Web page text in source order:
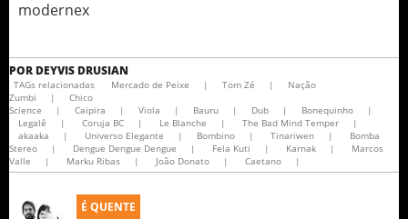
modernex
POR DEYVIS DRUSIAN
TAGs relacionadas Mercado de Peixe | Tom Zé |
Nação
Zumbi
|
Chico
Science
| Caipira | Viola | Bauru | Dub | Bonequinho
|
Legalê
| Coruja BC | Le Blanche | The Bad Mind Temper
|
akaaka
| Universo Elegante | Bombino | Tinariwen |
Bomba
Stereo
| Dengue Dengue Dengue | Fela Kuti | Karnak |
Marcos
Valle
| Marku Ribas | João Donato | Caetano |
É QUENTE